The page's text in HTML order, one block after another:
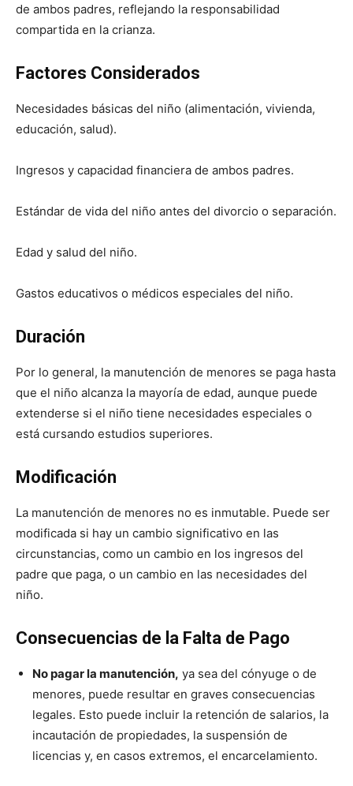
de ambos padres, reflejando la responsabilidad
compartida en la crianza.
Factores Considerados
Necesidades básicas del niño (alimentación, vivienda,
educación, salud).
Ingresos y capacidad financiera de ambos padres.
Estándar de vida del niño antes del divorcio o separación.
Edad y salud del niño.
Gastos educativos o médicos especiales del niño.
Duración
Por lo general, la manutención de menores se paga hasta
que el niño alcanza la mayoría de edad, aunque puede
extenderse si el niño tiene necesidades especiales o
está cursando estudios superiores.
Modificación
La manutención de menores no es inmutable. Puede ser
modificada si hay un cambio significativo en las
circunstancias, como un cambio en los ingresos del
padre que paga, o un cambio en las necesidades del
niño.
Consecuencias de la Falta de Pago
No pagar la manutención, ya sea del cónyuge o de
menores, puede resultar en graves consecuencias
legales. Esto puede incluir la retención de salarios, la
incautación de propiedades, la suspensión de
licencias y, en casos extremos, el encarcelamiento.